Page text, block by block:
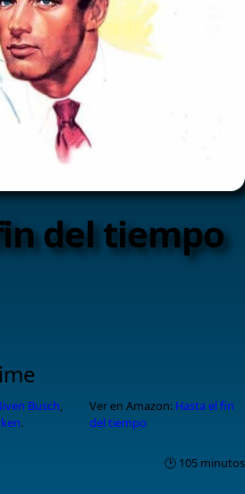
del tiempo
Busch,
.
Ver en Amazon: Hasta el fin
del tiempo
🕑 105 minutos